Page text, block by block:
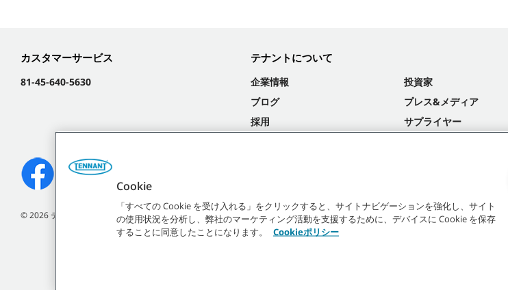
カスタマーサービス
81-45-640-5630
テナントについて
企業情報
ブログ
採用
投資家
プレス&メディア
サプライヤー
©2026 テナントカンパニー 無断複写･転載を禁じます。
表示されている弊社商標およびロゴに関するすべての権利はテナントカン
Cookie
「すべての Cookie を受け入れる」をクリックすると、サイトナビゲーションを強化し、サイト
の使用状況を分析し、弊社のマーケティング活動を支援するために、デバイスに Cookie を保存
することに同意したことになります。
Cookieポリシー